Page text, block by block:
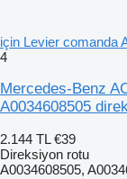
için Levier comanda
4
Mercedes-Benz
A0034608505
2.144 TL €39
Direksiyon rotu
A0034608505,